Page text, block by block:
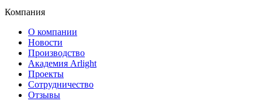
Компания
О компании
Новости
Производство
Академия Arlight
Проекты
Сотрудничество
Отзывы